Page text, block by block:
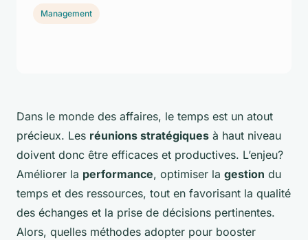
Dans le monde des affaires, le temps est un atout
précieux. Les réunions stratégiques à haut niveau
doivent donc être efficaces et productives. L’enjeu?
Améliorer la performance, optimiser la gestion du
temps et des ressources, tout en favorisant la qualité
des échanges et la prise de décisions pertinentes.
Alors, quelles méthodes adopter pour booster
Management